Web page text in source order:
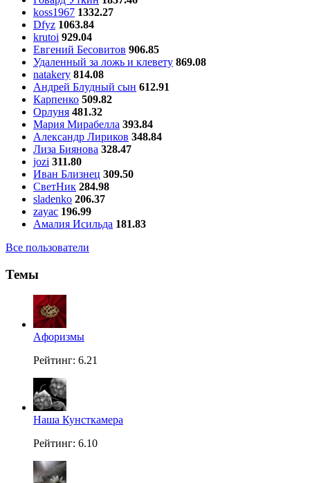
koss1967 1332.27
Dfyz 1063.84
krutoi 929.04
Евгений Бесовитов 906.85
Удаленный за ложь и клевету 869.08
natakery 814.08
Андрей Блудный сын 612.91
Карпенко 509.82
Орлуня 481.32
Мария Мирабелла 393.84
Александр Лириков 348.84
Лиза Биянова 328.47
jozi 311.80
Иван Близнец 309.50
СветНик 284.98
sladenko 206.37
zayac 196.99
Амалия Исильда 181.83
Все пользователи
Темы
Aфоризмы
Рейтинг: 6.21
Наша Кунсткамера
Рейтинг: 6.10